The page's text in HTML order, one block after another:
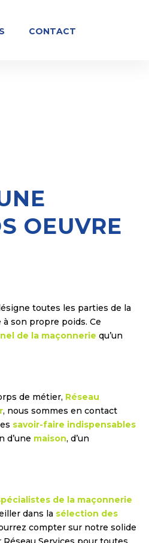
CONTACT
OEUVRE
toutes les parties de la
son propre poids. Ce
de la maçonnerie qu’un
de métier, Réseau
, nous sommes en contact
savoir-faire indispensables
d’une maison, d’un
de la maçonnerie
dans la sélection des
compter sur notre solide